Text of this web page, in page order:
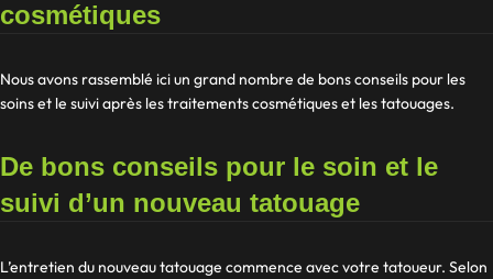
cosmétiques
Nous avons rassemblé ici un grand nombre de bons conseils pour les
soins et le suivi après les traitements cosmétiques et les tatouages.
De bons conseils pour le soin et le
suivi d’un nouveau tatouage
L’entretien du nouveau tatouage commence avec votre tatoueur. Selon